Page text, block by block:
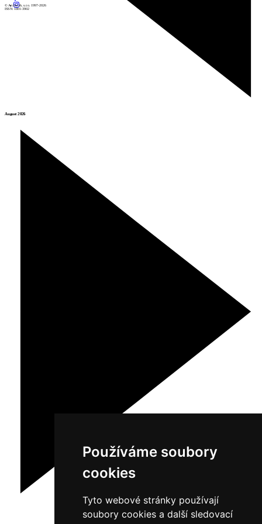
Používáme soubory
cookies
Tyto webové stránky používají
soubory cookies a další sledovací
August 2026
© Archiweb, s.r.o. 1997-2026
ISSN: 1801-3902